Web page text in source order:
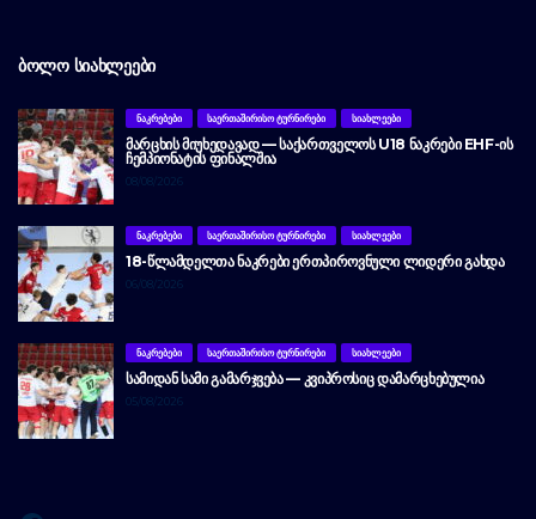
ᲑᲝᲚᲝ ᲡᲘᲐᲮᲚᲔᲔᲑᲘ
ᲜᲐᲙᲠᲔᲑᲔᲑᲘ ᲡᲐᲔᲠᲗᲐᲨᲘᲠᲘᲡᲝ ᲢᲣᲠᲜᲘᲠᲔᲑᲘ ᲡᲘᲐᲮᲚᲔᲔᲑᲘ
ᲛᲐᲠᲪᲮᲘᲡ ᲛᲘᲣᲮᲔᲓᲐᲕᲐᲓ — ᲡᲐᲥᲐᲠᲗᲕᲔᲚᲝᲡ U18 ᲜᲐᲙᲠᲔᲑᲘ EHF-ᲘᲡ
ᲩᲔᲛᲞᲘᲝᲜᲐᲢᲘᲡ ᲤᲘᲜᲐᲚᲨᲘᲐ
08/08/2026
ᲜᲐᲙᲠᲔᲑᲔᲑᲘ ᲡᲐᲔᲠᲗᲐᲨᲘᲠᲘᲡᲝ ᲢᲣᲠᲜᲘᲠᲔᲑᲘ ᲡᲘᲐᲮᲚᲔᲔᲑᲘ
18-ᲬᲚᲐᲛᲓᲔᲚᲗᲐ ᲜᲐᲙᲠᲔᲑᲘ ᲔᲠᲗᲞᲘᲠᲝᲕᲜᲣᲚᲘ ᲚᲘᲓᲔᲠᲘ ᲒᲐᲮᲓᲐ
06/08/2026
ᲜᲐᲙᲠᲔᲑᲔᲑᲘ ᲡᲐᲔᲠᲗᲐᲨᲘᲠᲘᲡᲝ ᲢᲣᲠᲜᲘᲠᲔᲑᲘ ᲡᲘᲐᲮᲚᲔᲔᲑᲘ
ᲡᲐᲛᲘᲓᲐᲜ ᲡᲐᲛᲘ ᲒᲐᲛᲐᲠᲯᲕᲔᲑᲐ — ᲙᲕᲘᲞᲠᲝᲡᲘᲪ ᲓᲐᲛᲐᲠᲪᲮᲔᲑᲣᲚᲘᲐ
05/08/2026